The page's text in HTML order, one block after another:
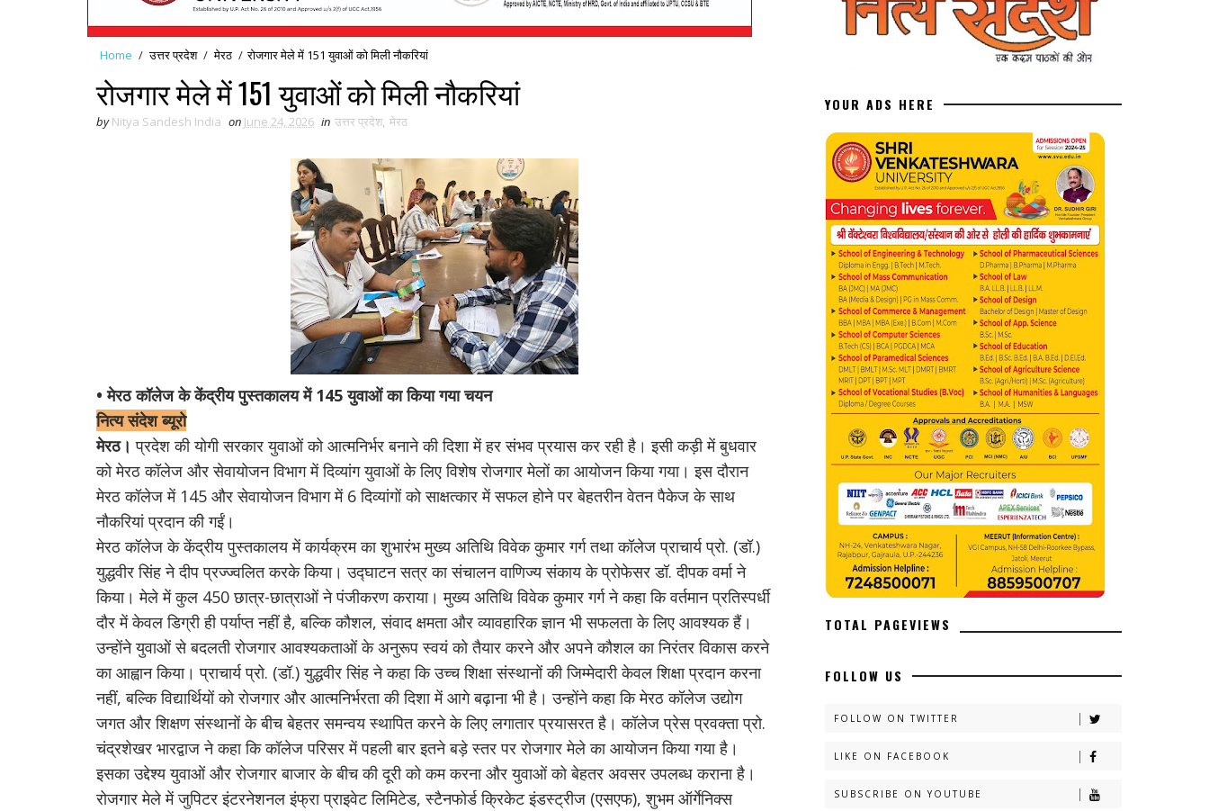
Home / उत्तर प्रदेश / मेरठ / रोजगार मेले में 151 युवाओं को मिली नौकरियां
रोजगार मेले में 151 युवाओं को मिली नौकरियां
by Nitya Sandesh India on June 24, 2026 in उत्तर प्रदेश, मेरठ
• मेरठ कॉलेज के केंद्रीय पुस्तकालय में 145 युवाओं का किया गया चयन
नित्य संदेश ब्यूरो
मेरठ।प्रदेश की योगी सरकार युवाओं को आत्मनिर्भर बनाने की दिशा में हर संभव प्रयास कर रही है। इसी कड़ी में बुधवार
को मेरठ कॉलेज और सेवायोजन विभाग में दिव्यांग युवाओं के लिए विशेष रोजगार मेलों का आयोजन किया गया। इस दौरान
मेरठ कॉलेज में 145 और सेवायोजन विभाग में 6 दिव्यांगों को साक्षत्कार में सफल होने पर बेहतरीन वेतन पैकेज के साथ
नौकरियां प्रदान की गईं।
मेरठ कॉलेज के केंद्रीय पुस्तकालय में कार्यक्रम का शुभारंभ मुख्य अतिथि विवेक कुमार गर्ग तथा कॉलेज प्राचार्य प्रो. (डॉ.)
युद्धवीर सिंह ने दीप प्रज्ज्वलित करके किया। उद्घाटन सत्र का संचालन वाणिज्य संकाय के प्रोफेसर डॉ. दीपक वर्मा ने
किया। मेले में कुल 450 छात्र-छात्राओं ने पंजीकरण कराया। मुख्य अतिथि विवेक कुमार गर्ग ने कहा कि वर्तमान प्रतिस्पर्धी
दौर में केवल डिग्री ही पर्याप्त नहीं है, बल्कि कौशल, संवाद क्षमता और व्यावहारिक ज्ञान भी सफलता के लिए आवश्यक हैं।
उन्होंने युवाओं से बदलती रोजगार आवश्यकताओं के अनुरूप स्वयं को तैयार करने और अपने कौशल का निरंतर विकास करने
का आह्वान किया। प्राचार्य प्रो. (डॉ.) युद्धवीर सिंह ने कहा कि उच्च शिक्षा संस्थानों की जिम्मेदारी केवल शिक्षा प्रदान करना
नहीं, बल्कि विद्यार्थियों को रोजगार और आत्मनिर्भरता की दिशा में आगे बढ़ाना भी है। उन्होंने कहा कि मेरठ कॉलेज उद्योग
जगत और शिक्षण संस्थानों के बीच बेहतर समन्वय स्थापित करने के लिए लगातार प्रयासरत है। कॉलेज प्रेस प्रवक्ता प्रो.
चंद्रशेखर भारद्वाज ने कहा कि कॉलेज परिसर में पहली बार इतने बड़े स्तर पर रोजगार मेले का आयोजन किया गया है।
इसका उद्देश्य युवाओं और रोजगार बाजार के बीच की दूरी को कम करना और युवाओं को बेहतर अवसर उपलब्ध कराना है।
रोजगार मेले में जुपिटर इंटरनेशनल इंफ्रा प्राइवेट लिमिटेड, स्टैनफोर्ड क्रिकेट इंडस्ट्रीज (एसएफ), शुभम ऑर्गेनिक्स
YOUR ADS HERE
TOTAL PAGEVIEWS
FOLLOW US
FOLLOW ON TWITTER
LIKE ON FACEBOOK
SUBSCRIBE ON YOUTUBE